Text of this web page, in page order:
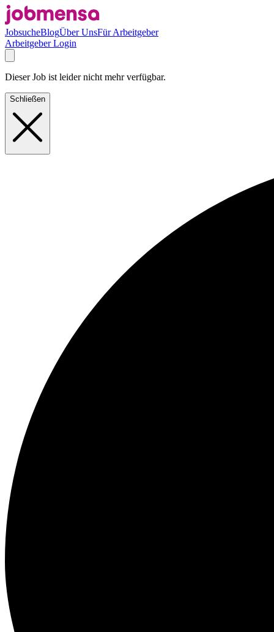
JobsucheBlogÜber UnsFür Arbeitgeber
Arbeitgeber Login
Dieser Job ist leider nicht mehr verfügbar.
Schließen